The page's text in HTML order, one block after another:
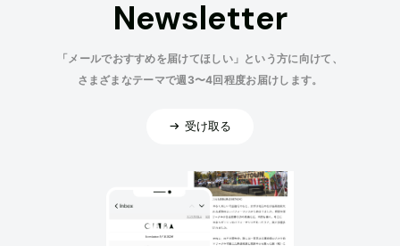
Newsletter
「メールでおすすめを届けてほしい」という方に向けて、
さまざまなテーマで週3〜4回程度お届けします。
受け取る